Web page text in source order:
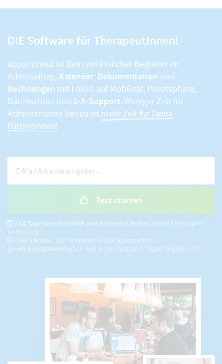
DIE Software für TherapeutInnen!
appointmed ist Dein verlässlicher Begleiter im
Arbeitsalltag. Kalender, Dokumentation und
Rechnungen mit Fokus auf Mobilität, Privatsphäre,
Datenschutz und 1-A-Support. Weniger Zeit für
Administration bedeutet mehr Zeit für Deine
PatientInnen!
Test starten
• 14 Tage unverbindlich und kostenlos testen. Keine Kreditkarte
notwendig.
• Kein Risiko. Die Testphase endet automatisch.
• 61 KollegInnen haben sich in den letzten 7 Tagen angemeldet!